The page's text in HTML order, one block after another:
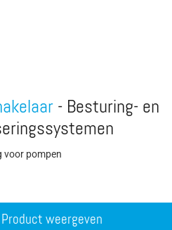
- Besturing- en
voor pompen
Product weergeven